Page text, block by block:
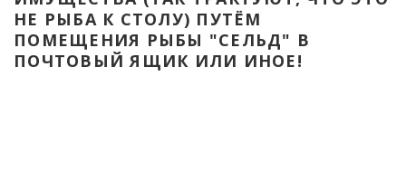
НЕ РЫБА К СТОЛУ) ПУТЁМ
ПОМЕЩЕНИЯ РЫБЫ "СЕЛЬД" В
ПОЧТОВЫЙ ЯЩИК ИЛИ ИНОЕ!